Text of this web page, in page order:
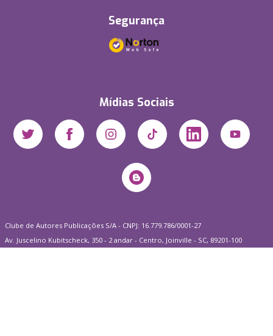
Segurança
Mídias Sociais
Clube de Autores Publicações S/A - CNPJ: 16.779.786/0001-27
Av. Juscelino Kubitscheck, 350 - 2 andar - Centro, Joinville - SC, 89201-100